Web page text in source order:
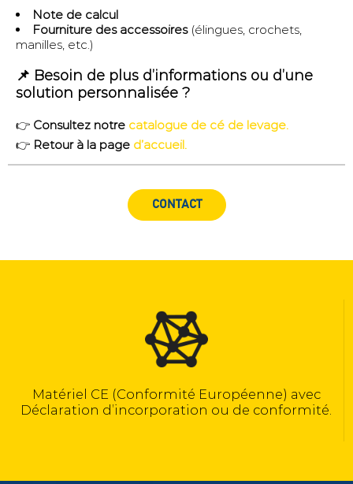
Note de calcul
Fourniture des accessoires(élingues, crochets,
manilles, etc.)
📌 Besoin de plus d’informations ou d’une
solution personnalisée ?
👉 Consultez notre catalogue de cé de levage.
👉 Retour à la page d’accueil.
CONTACT